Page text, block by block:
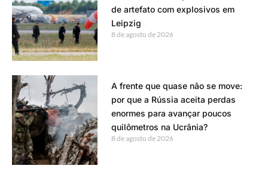
de artefato com explosivos em
Leipzig
8 de agosto de 2026
A frente que quase não se move:
por que a Rússia aceita perdas
enormes para avançar poucos
quilômetros na Ucrânia?
8 de agosto de 2026